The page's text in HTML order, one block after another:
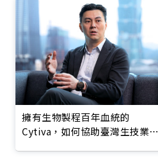
擁有生物製程百年血統的
Cytiva，如何協助臺灣生技業打